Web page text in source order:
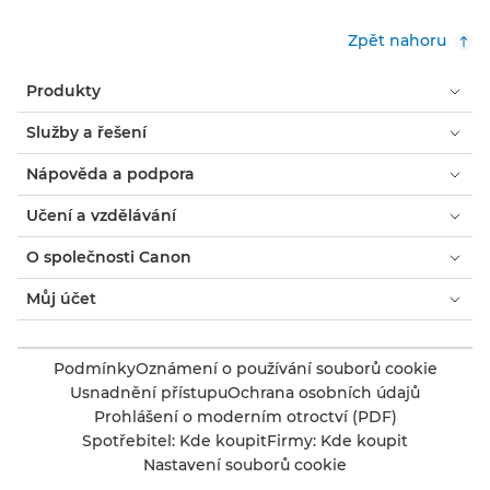
Zpět nahoru
Produkty
Služby a řešení
Nápověda a podpora
Učení a vzdělávání
O společnosti Canon
Můj účet
PodmínkyOznámení o používání souborů cookie
Usnadnění přístupuOchrana osobních údajů
Prohlášení o moderním otroctví (PDF)
Spotřebitel: Kde koupitFirmy: Kde koupit
Nastavení souborů cookie